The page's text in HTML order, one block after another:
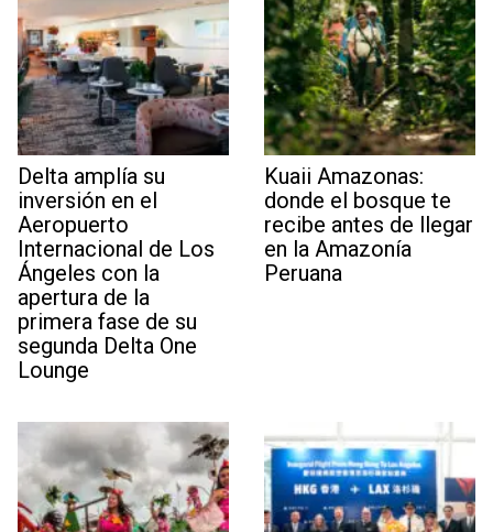
Delta amplía su
inversión en el
Aeropuerto
Internacional de Los
Ángeles con la
apertura de la
primera fase de su
segunda Delta One
Lounge
Kuaii Amazonas:
donde el bosque te
recibe antes de llegar
en la Amazonía
Peruana